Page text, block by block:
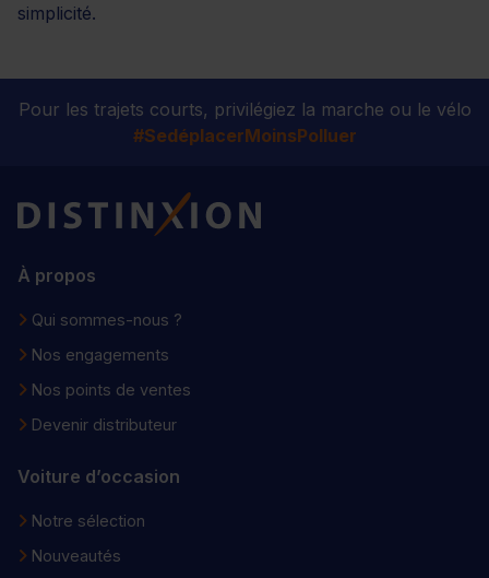
simplicité.
Pour les trajets courts, privilégiez la marche ou le vélo
#SedéplacerMoinsPolluer
Distinxion
À propos
Qui sommes-nous ?
Nos engagements
Nos points de ventes
Devenir distributeur
Voiture d’occasion
Notre sélection
Nouveautés